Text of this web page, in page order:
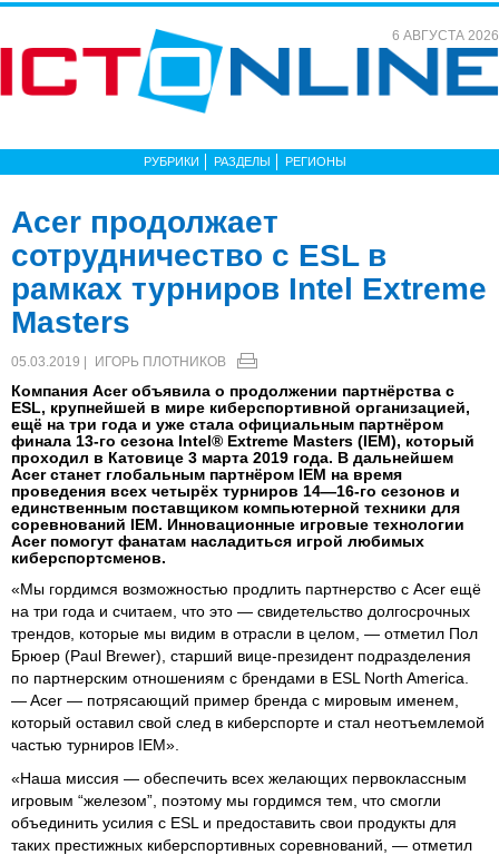
6 АВГУСТА 2026
РУБРИКИ РАЗДЕЛЫ РЕГИОНЫ
Acer продолжает
сотрудничество с ESL в
рамках турниров Intel Extreme
Masters
05.03.2019 | ИГОРЬ ПЛОТНИКОВ
Компания Acer объявила о продолжении партнёрства с
ESL, крупнейшей в мире киберспортивной организацией,
ещё на три года и уже стала официальным партнёром
финала 13-го сезона Intel® Extreme Masters (IEM), который
проходил в Катовице 3 марта 2019 года. В дальнейшем
Acer станет глобальным партнёром IEM на время
проведения всех четырёх турниров 14—16-го сезонов и
единственным поставщиком компьютерной техники для
соревнований IEM. Инновационные игровые технологии
Acer помогут фанатам насладиться игрой любимых
киберспортсменов.
«Мы гордимся возможностью продлить партнерство с Acer ещё
на три года и считаем, что это — свидетельство долгосрочных
трендов, которые мы видим в отрасли в целом, — отметил Пол
Брюер (Paul Brewer), старший вице-президент подразделения
по партнерским отношениям с брендами в ESL North America.
— Acer — потрясающий пример бренда с мировым именем,
который оставил свой след в киберспорте и стал неотъемлемой
частью турниров IEM».
«Наша миссия — обеспечить всех желающих первоклассным
игровым “железом”, поэтому мы гордимся тем, что смогли
объединить усилия с ESL и предоставить свои продукты для
таких престижных киберспортивных соревнований, — отметил